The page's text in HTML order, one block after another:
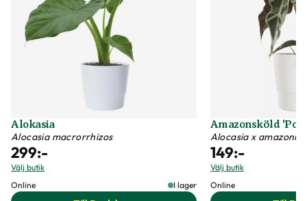
Växter är levande varor
Det är naturligt att växter får nya blad och
därmed också tappar blad. Om din växt har
några gula eller bruna bland, så innebär det inte
att växten är döende eller av dålig kvalitet. Vi
rekommenderar att du försiktigt plockar bort
dessa blad vid ankomst.
Alokasia
Alocasia macrorrhizos
299:-
Välj butik
Online
I lager
Amazonsköld
Alocasia x amazonica
149:-
Välj butik
Online